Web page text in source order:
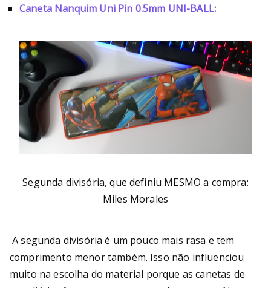
Caneta Nanquim Uni Pin 0.5mm UNI-BALL:
Segunda divisória, que definiu MESMO a compra:
Miles Morales
A segunda divisória é um pouco mais rasa e tem
comprimento menor também. Isso não influenciou
muito na escolha do material porque as canetas de